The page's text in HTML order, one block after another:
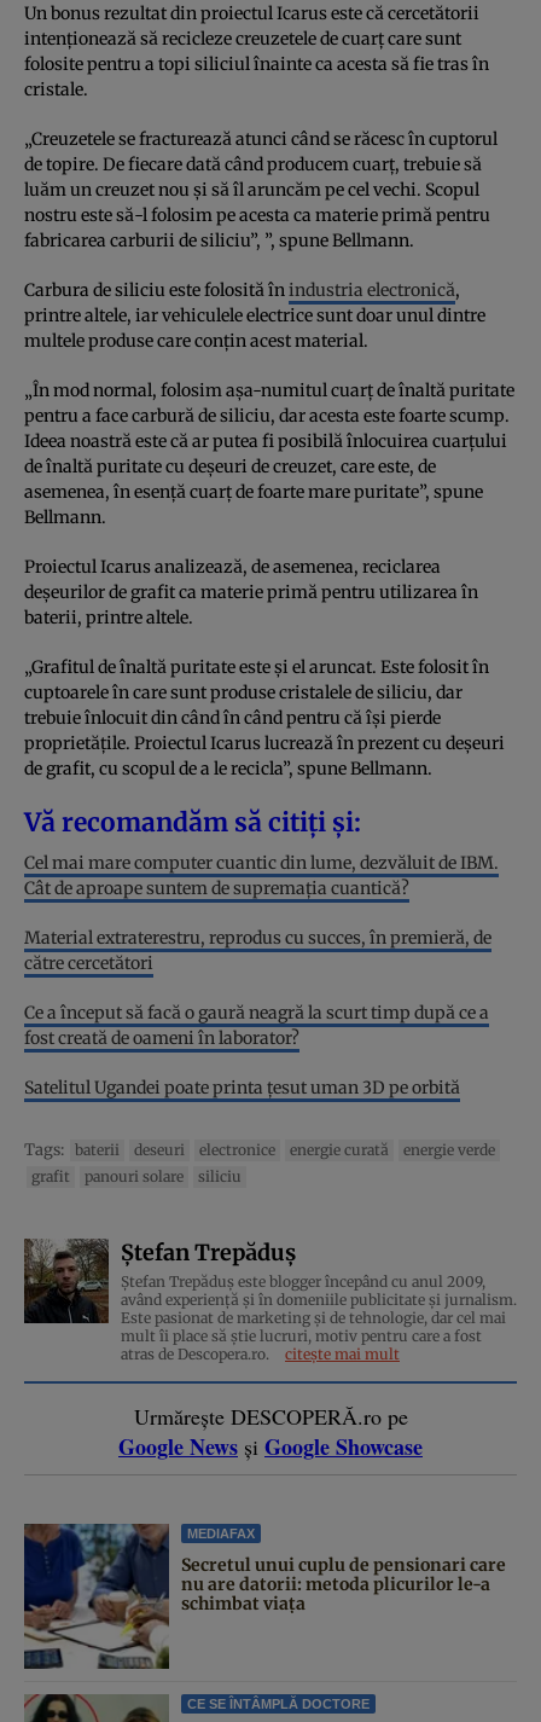
Un bonus rezultat din proiectul Icarus este că cercetătorii
intenționează să recicleze creuzetele de cuarț care sunt
folosite pentru a topi siliciul înainte ca acesta să fie tras în
cristale.
„Creuzetele se fracturează atunci când se răcesc în cuptorul
de topire. De fiecare dată când producem cuarț, trebuie să
luăm un creuzet nou și să îl aruncăm pe cel vechi. Scopul
nostru este să-l folosim pe acesta ca materie primă pentru
fabricarea carburii de siliciu”, ”, spune Bellmann.
Carbura de siliciu este folosită înindustria electronică,
printre altele, iar vehiculele electrice sunt doar unul dintre
multele produse care conțin acest material.
„În mod normal, folosim așa-numitul cuarț de înaltă puritate
pentru a face carbură de siliciu, dar acesta este foarte scump.
Ideea noastră este că ar putea fi posibilă înlocuirea cuarțului
de înaltă puritate cu deșeuri de creuzet, care este, de
asemenea, în esență cuarț de foarte mare puritate”, spune
Bellmann.
Proiectul Icarus analizează, de asemenea, reciclarea
deșeurilor de grafit ca materie primă pentru utilizarea în
baterii, printre altele.
„Grafitul de înaltă puritate este și el aruncat. Este folosit în
cuptoarele în care sunt produse cristalele de siliciu, dar
trebuie înlocuit din când în când pentru că își pierde
proprietățile. Proiectul Icarus lucrează în prezent cu deșeuri
de grafit, cu scopul de a le recicla”, spune Bellmann.
Vă recomandăm să citiți și:
Cel mai mare computer cuantic din lume, dezvăluit de IBM.
Cât de aproape suntem de supremația cuantică?
Material extraterestru, reprodus cu succes, în premieră, de
către cercetători
Ce a început să facă o gaură neagră la scurt timp după ce a
fost creată de oameni în laborator?
Satelitul Ugandei poate printa țesut uman 3D pe orbită
Tags: baterii deseuri electronice energie curată
energie verde
grafit
panouri solare siliciu
Ștefan Trepăduș
Ștefan Trepăduș este blogger începând cu anul 2009,
având experiență și în domeniile publicitate și jurnalism.
Este pasionat de marketing și de tehnologie, dar cel mai
mult îi place să știe lucruri, motiv pentru care a fost
atras de Descopera.ro.
citește mai mult
Urmărește DESCOPERĂ.ro pe
Google News și Google Showcase
MEDIAFAX
Secretul unui cuplu de pensionari care
nu are datorii: metoda plicurilor le-a
schimbat viața
CE SE ÎNTÂMPLĂ DOCTORE